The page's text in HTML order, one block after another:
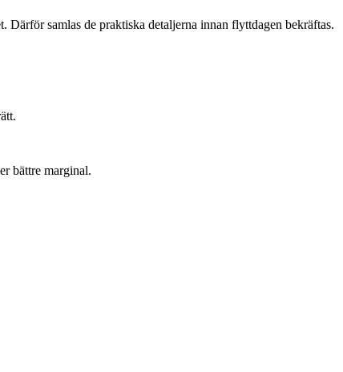
samlas de praktiska detaljerna innan flyttdagen bekräftas.
bättre marginal.